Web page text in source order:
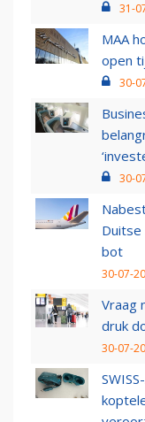
31-
MAA
open
30-
30-
Duitse
bot
30-07-
Vraag
druk
30-07-